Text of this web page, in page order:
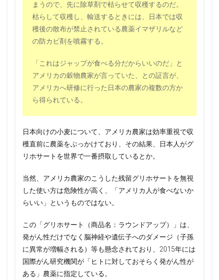
まうので、先に除草剤で枯らせて収穫するのだ。
枯らして収穫し、輸送するときには、日本では収
穫後の散布が禁止されている農薬イマザリルなど
の防カビ剤を噴霧する。
「これはジャップが食べる分だからいいのだ」と
アメリカの穀物農家が言っていた、との証言が、
アメリカへ研修に行った日本の農家の複数の方か
ら得られている。
日本向けの小麦について、アメリカ農家は効率重視で収
穫直前に農薬をぶっかけており、その結果、日本人がグ
リホサートを世界で一番摂取しているとか。
当然、アメリカ農家のこうした残留グリホサートを無視
した使い方は危険性が高く、「アメリカ人が食べないか
らいい」というものではない。
この「グリホサート（商品名：ラウンドアップ）」は、
発がん性だけでなく脳神経や遺伝子へのダメージ（子孫
に異常が増幅される）等も懸念されており、2015年には
国際がん研究機関が「ヒトに対しておそらく発がん性が
ある」農薬に指定している。